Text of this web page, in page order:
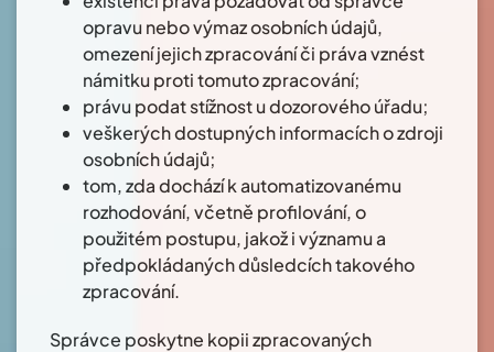
opravu nebo výmaz osobních údajů,
omezení jejich zpracování či práva vznést
námitku proti tomuto zpracování;
právu podat stížnost u dozorového úřadu;
veškerých dostupných informacích o zdroji
osobních údajů;
tom, zda dochází k automatizovanému
rozhodování, včetně profilování, o
použitém postupu, jakož i významu a
předpokládaných důsledcích takového
zpracování.
Správce poskytne kopii zpracovaných